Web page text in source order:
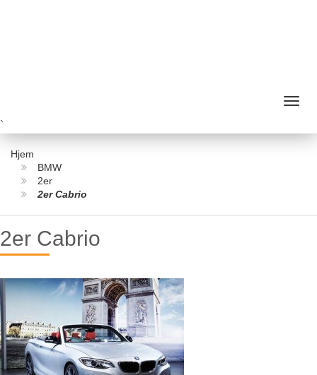
`
Hjem
BMW
2er
2er Cabrio
2er Cabrio